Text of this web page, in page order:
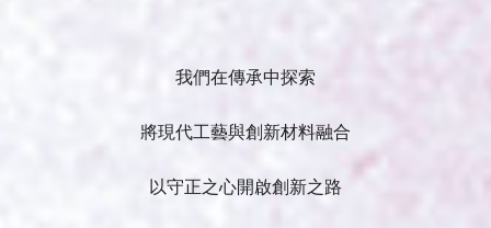
我們在傳承中探索
將現代工藝與創新材料融合
以守正之心開啟創新之路